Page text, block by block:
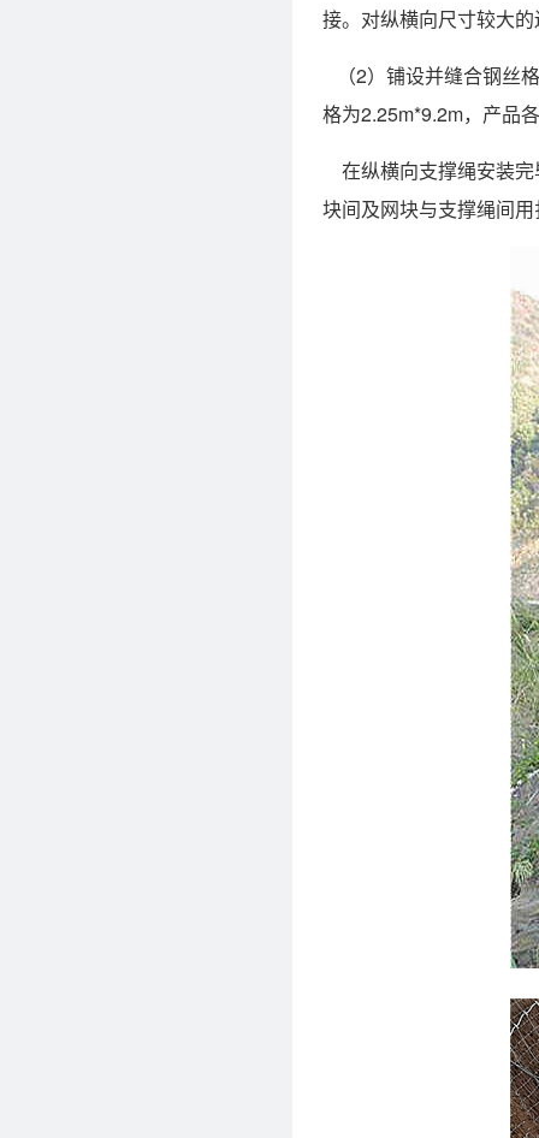
接。对纵横向尺寸较大
（2）铺设并缝合钢丝
格为2.25m*9.2m，产品
在纵横向支撑绳安装完
块间及网块与支撑绳间